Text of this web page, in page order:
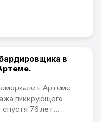
в
в Артеме
пикирующего
76 лет...